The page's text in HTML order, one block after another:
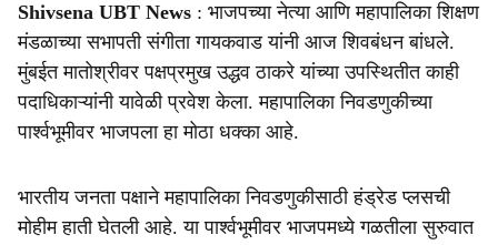
a
r
e
Shivsena UBT News : भाजपच्या नेत्या आणि महापालिका शिक्षण
मंडळाच्या सभापती संगीता गायकवाड यांनी आज शिवबंधन बांधले.
मुंबईत मातोश्रीवर पक्षप्रमुख उद्धव ठाकरे यांच्या उपस्थितीत काही
पदाधिकाऱ्यांनी यावेळी प्रवेश केला. महापालिका निवडणुकीच्या
पार्श्वभूमीवर भाजपला हा मोठा धक्का आहे.
भारतीय जनता पक्षाने महापालिका निवडणुकीसाठी हंड्रेड प्लसची
मोहीम हाती घेतली आहे. या पार्श्वभूमीवर भाजपमध्ये गळतीला सुरुवात